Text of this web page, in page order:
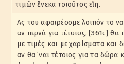
τιμῶν ἕνεκα τοιοῦτος εἴη.
Ας του αφαιρέσομε λοιπόν το να
αν περνά για τέτοιος, [361c]
με τιμές και με χαρίσματα και
αν θα ᾽ναι τέτοιος για τα δώρα